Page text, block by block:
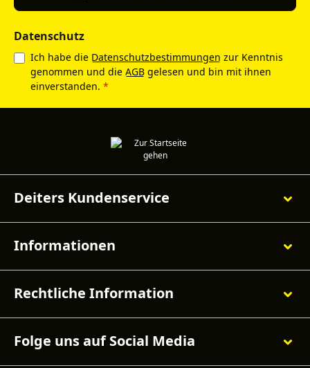
Datenschutz
Ich habe die Datenschutzbestimmungen zur Kenntnis
genommen und die AGB gelesen und bin mit ihnen
einverstanden. *
Deiters Kundenservice
Informationen
Rechtliche Information
Folge uns auf Social Media